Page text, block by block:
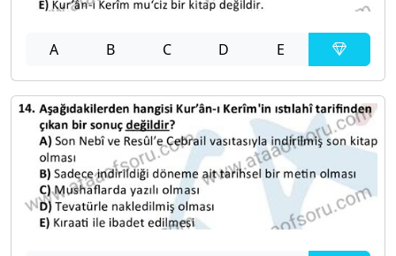
A B C D E